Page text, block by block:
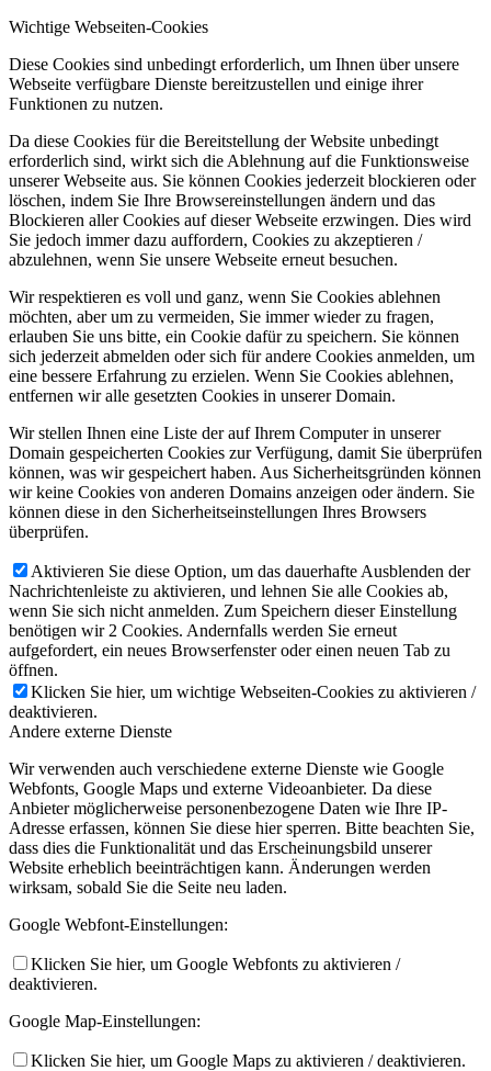
Wichtige Webseiten-Cookies
Diese Cookies sind unbedingt erforderlich, um Ihnen über unsere
Webseite verfügbare Dienste bereitzustellen und einige ihrer
Funktionen zu nutzen.
Da diese Cookies für die Bereitstellung der Website unbedingt
erforderlich sind, wirkt sich die Ablehnung auf die Funktionsweise
unserer Webseite aus. Sie können Cookies jederzeit blockieren oder
löschen, indem Sie Ihre Browsereinstellungen ändern und das
Blockieren aller Cookies auf dieser Webseite erzwingen. Dies wird
Sie jedoch immer dazu auffordern, Cookies zu akzeptieren /
abzulehnen, wenn Sie unsere Webseite erneut besuchen.
Wir respektieren es voll und ganz, wenn Sie Cookies ablehnen
möchten, aber um zu vermeiden, Sie immer wieder zu fragen,
erlauben Sie uns bitte, ein Cookie dafür zu speichern. Sie können
sich jederzeit abmelden oder sich für andere Cookies anmelden, um
eine bessere Erfahrung zu erzielen. Wenn Sie Cookies ablehnen,
entfernen wir alle gesetzten Cookies in unserer Domain.
Wir stellen Ihnen eine Liste der auf Ihrem Computer in unserer
Domain gespeicherten Cookies zur Verfügung, damit Sie überprüfen
können, was wir gespeichert haben. Aus Sicherheitsgründen können
wir keine Cookies von anderen Domains anzeigen oder ändern. Sie
können diese in den Sicherheitseinstellungen Ihres Browsers
überprüfen.
Aktivieren Sie diese Option, um das dauerhafte Ausblenden der
Nachrichtenleiste zu aktivieren, und lehnen Sie alle Cookies ab,
wenn Sie sich nicht anmelden. Zum Speichern dieser Einstellung
benötigen wir 2 Cookies. Andernfalls werden Sie erneut
aufgefordert, ein neues Browserfenster oder einen neuen Tab zu
öffnen.
Klicken Sie hier, um wichtige Webseiten-Cookies zu aktivieren /
deaktivieren.
Andere externe Dienste
Wir verwenden auch verschiedene externe Dienste wie Google
Webfonts, Google Maps und externe Videoanbieter. Da diese
Anbieter möglicherweise personenbezogene Daten wie Ihre IP-
Adresse erfassen, können Sie diese hier sperren. Bitte beachten Sie,
dass dies die Funktionalität und das Erscheinungsbild unserer
Website erheblich beeinträchtigen kann. Änderungen werden
wirksam, sobald Sie die Seite neu laden.
Google Webfont-Einstellungen:
Klicken Sie hier, um Google Webfonts zu aktivieren /
deaktivieren.
Google Map-Einstellungen:
Klicken Sie hier, um Google Maps zu aktivieren / deaktivieren.